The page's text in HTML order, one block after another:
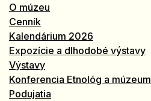
O múzeu
Cenník
Kalendárium 2026
Expozície a dlhodobé výstavy
Výstavy
Konferencia Etnológ a múzeum
Podujatia